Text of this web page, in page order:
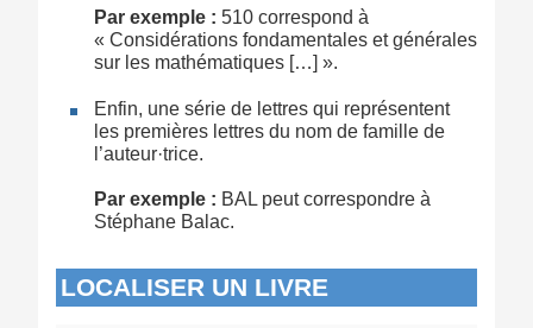
Par exemple : 510 correspond à
« Considérations fondamentales et générales
sur les mathématiques […] ».
Enfin, une série de lettres qui représentent
les premières lettres du nom de famille de
l’auteur·trice.
Par exemple : BAL peut correspondre à
Stéphane Balac.
LOCALISER UN LIVRE